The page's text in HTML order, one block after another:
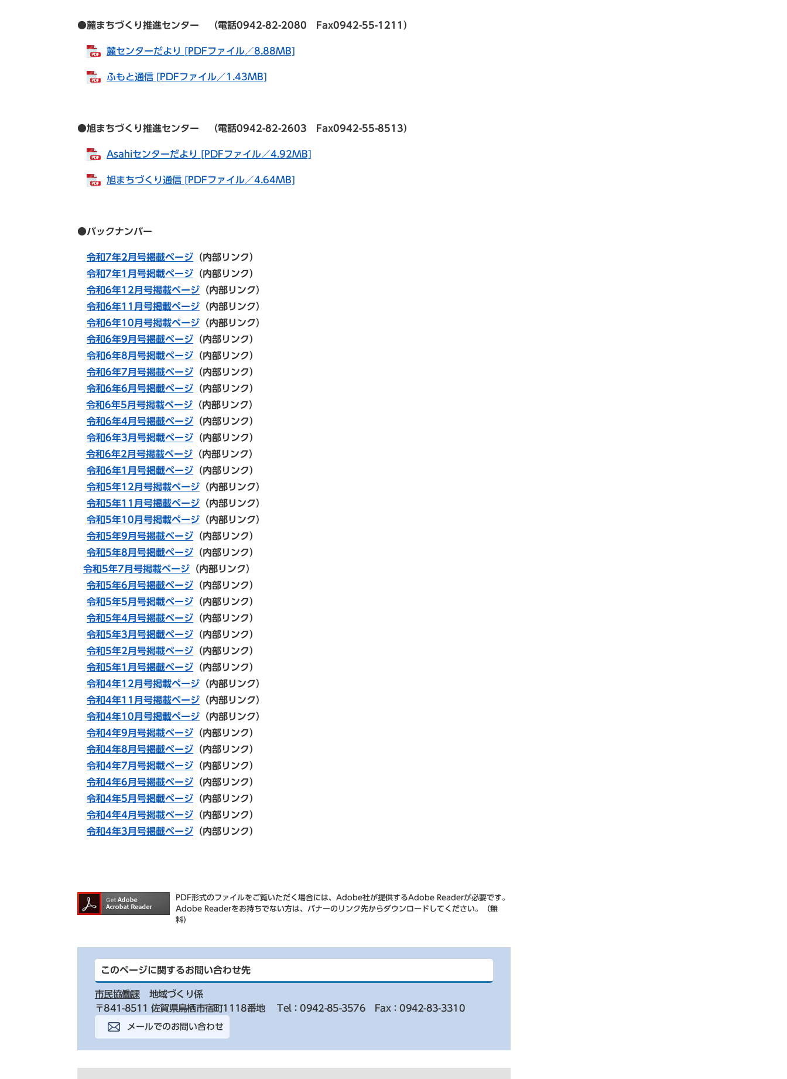
●麓まちづくり推進センター （電話0942-82-2080 Fax0942-55-1211）
麓センターだより [PDFファイル／8.88MB]
ふもと通信 [PDFファイル／1.43MB]
●旭まちづくり推進センター （電話0942-82-2603 Fax0942-55-8513）
Asahiセンターだより [PDFファイル／4.92MB]
旭まちづくり通信 [PDFファイル／4.64MB]
●バックナンバー
令和7年2月号掲載ページ （内部リンク）
令和7年1月号掲載ページ （内部リンク）
令和6年12月号掲載ページ （内部リンク）
令和6年11月号掲載ページ （内部リンク）
令和6年10月号掲載ページ （内部リンク）
令和6年9月号掲載ページ （内部リンク）
令和6年8月号掲載ページ （内部リンク）
令和6年7月号掲載ページ （内部リンク）
令和6年6月号掲載ページ （内部リンク）
令和6年5月号掲載ページ （内部リンク）
令和6年4月号掲載ページ （内部リンク）
令和6年3月号掲載ページ （内部リンク）
令和6年2月号掲載ページ （内部リンク）
令和6年1月号掲載ページ （内部リンク）
令和5年12月号掲載ページ （内部リンク）
令和5年11 月号掲載ページ （内部リンク）
令和5年10月号掲載ページ （内部リンク）
令和5年9月号掲載ページ （内部リンク）
令和5年8月号掲載ページ （内部リンク）
令和5年7月号掲載ページ （内部リンク）
令和5年6月号掲載ページ （内部リンク）
令和5年5月号掲載ページ （内部リンク）
令和5年4月号掲載ページ （内部リンク）
令和5年3月号掲載ページ （内部リンク）
令和5年2月号掲載ページ （内部リンク）
令和5年1月号掲載ページ （内部リンク）
令和4年12月号掲載ページ （内部リンク）
令和4年11月号掲載ページ （内部リンク）
令和4年10月号掲載ページ （内部リンク）
令和4年9月号掲載ページ （内部リンク）
令和4年8月号掲載ページ （内部リンク）
令和4年7月号掲載ページ （内部リンク）
令和4年6月号掲載ページ （内部リンク）
令和4年5月号掲載ページ （内部リンク）
令和4年4月号掲載ページ （内部リンク）
令和4年3月号掲載ページ （内部リンク）
PDF形式のファイルをご覧いただく場合には、Adobe社が提供するAdobe Readerが必要です。
Adobe Readerをお持ちでない方は、バナーのリンク先からダウンロードしてください。（無
料）
このページに関するお問い合わせ先
市民協働課
地域づくり係
〒841-8511 佐賀県鳥栖市宿町1118番地
Tel：0942-85-3576 Fax：0942-83-3310
メールでのお問い合わせ